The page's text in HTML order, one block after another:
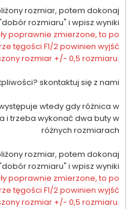
rozmiar, potem dokonaj
rozmiaru" i wpisz wyniki
poprawnie zmierzone, to po
tęgości F1/2 powinien wyjść
rozmiar +/- 0,5 rozmiaru.
skontaktuj się z nami
wtedy gdy różnica w
i trzeba wykonać dwa buty w
różnych rozmiarach
rozmiar, potem dokonaj
rozmiaru" i wpisz wyniki
poprawnie zmierzone, to po
tęgości F1/2 powinien wyjść
rozmiar +/- 0,5 rozmiaru.